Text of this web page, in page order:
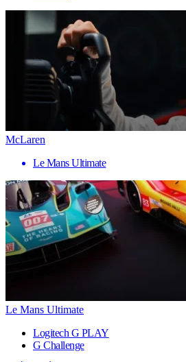
McLaren
Le Mans Ultimate
Le Mans Ultimate
Logitech G PLAY
G Challenge